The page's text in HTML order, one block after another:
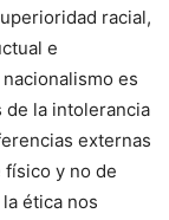
racial,
e
es
de la intolerancia
externas
físico y no de
ética nos